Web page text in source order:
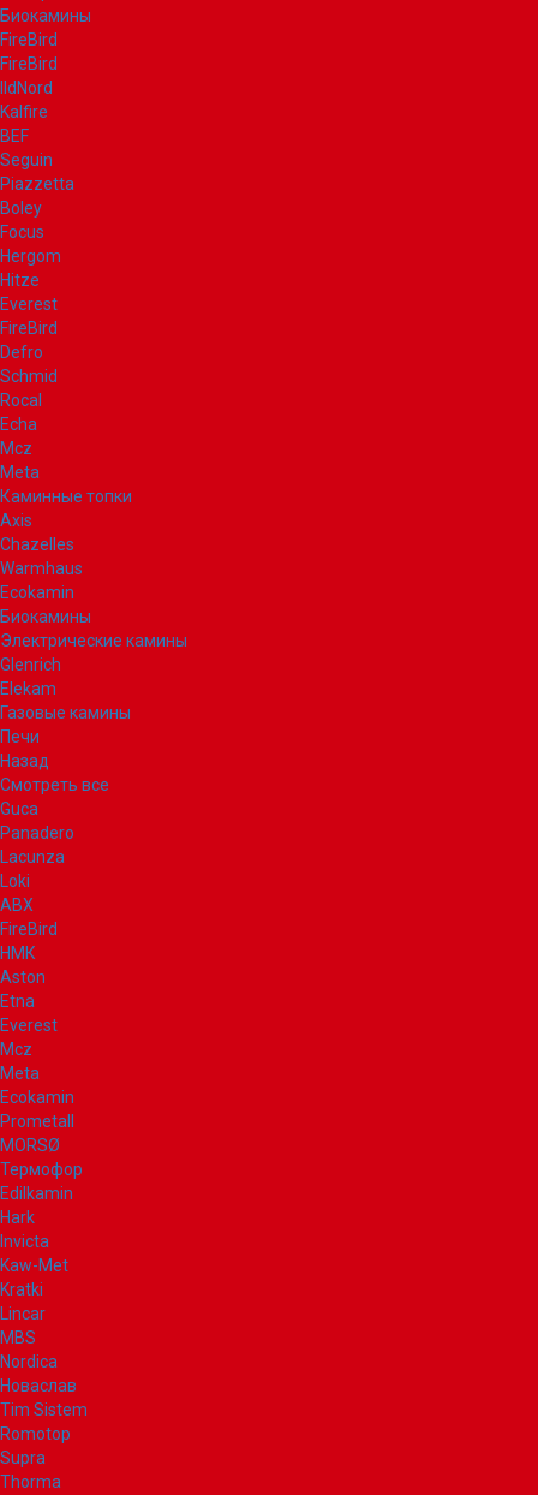
Биокамины
FireBird
FireBird
IldNord
Kalfire
BEF
Seguin
Piazzetta
Boley
Focus
Hergom
Hitze
Everest
FireBird
Defro
Schmid
Rocal
Echa
Mcz
Meta
Каминные топки
Axis
Chazelles
Warmhaus
Ecokamin
Биокамины
Электрические камины
Glenrich
Elekam
Газовые камины
Печи
Назад
Смотреть все
Guca
Panadero
Lacunza
Loki
ABX
FireBird
НМК
Aston
Etna
Everest
Mcz
Meta
Ecokamin
Prometall
MORSØ
Термофор
Edilkamin
Hark
Invicta
Kaw-Met
Kratki
Lincar
MBS
Nordica
Новаслав
Tim Sistem
Romotop
Supra
Thorma